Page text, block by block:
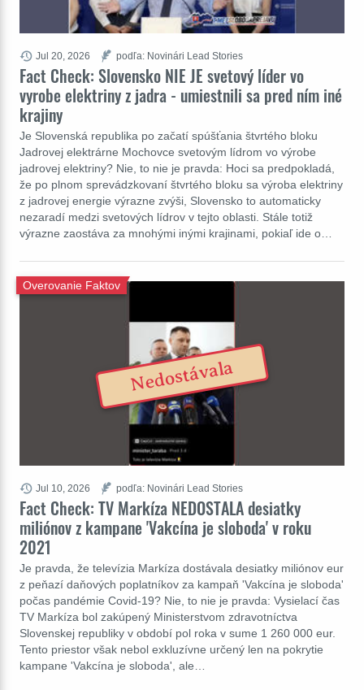
Fact Check: Slovensko NIE JE svetový líder vo
vyrobe elektriny z jadra - umiestnili sa pred ním iné
krajiny
Je Slovenská republika po začatí spúšťania štvrtého bloku
Jadrovej elektrárne Mochovce svetovým lídrom vo výrobe
jadrovej elektriny? Nie, to nie je pravda: Hoci sa predpokladá,
že po plnom sprevádzkovaní štvrtého bloku sa výroba elektriny
z jadrovej energie výrazne zvýši, Slovensko to automaticky
nezaradí medzi svetových lídrov v tejto oblasti. Stále totiž
výrazne zaostáva za mnohými inými krajinami, pokiaľ ide o…
Jul 20, 2026 podľa: Novinári Lead Stories
Fact Check: TV Markíza NEDOSTALA desiatky
miliónov z kampane 'Vakcína je sloboda' v roku
2021
Overovanie Faktov
Je pravda, že televízia Markíza dostávala desiatky miliónov eur
z peňazí daňových poplatníkov za kampaň 'Vakcína je sloboda'
počas pandémie Covid-19? Nie, to nie je pravda: Vysielací čas
TV Markíza bol zakúpený Ministerstvom zdravotníctva
Slovenskej republiky v období pol roka v sume 1 260 000 eur.
Tento priestor však nebol exkluzívne určený len na pokrytie
kampane 'Vakcína je sloboda', ale…
Jul 10, 2026 podľa: Novinári Lead Stories
Nedostávala